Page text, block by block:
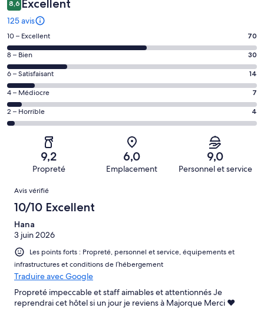
8,6 Excellent
125 avis
Note
des
voyageurs
de 10
(Excellent),
d’après 70 avis
sur 125.
10 – Excellent 70
Note
des
voyageurs
de 8
(Bien),
d’après 30 avis
8 – Bien 30
Note
des
voyageurs
de 6
(Satisfaisant),
d’après 14 avis
6 – Satisfaisant 14
Note
des
voyageurs
(Médiocre),
d’après 7 avis
sur 125.
4 – Médiocre 7
Note
des
voyageurs
(Horrible),
d’après 4 avis
sur 125.
2 – Horrible 4
9,2
Propreté
6,0
Emplacement
9,0
Personnel et service
Avis
Avis vérifié
10/10 Excellent
Hana
3 juin 2026
Les points forts : Propreté, personnel et service, équipements et
infrastructures et conditions de l’hébergement
Traduire avec Google
Propreté impeccable et staff aimables et attentionnés Je
reprendrai cet hôtel si un jour je reviens à Majorque Merci ❤️